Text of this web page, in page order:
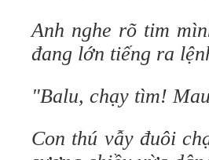
Anh nghe rõ tim
đang lớn tiếng ra
"Balu, chạy tìm!
Con thú vẫy đuôi